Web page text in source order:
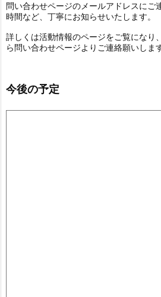
問い合わせページのメールアドレスにご
時間など、丁寧にお知らせいたします。
詳しくは活動情報のページをご覧になり
ら問い合わせページよりご連絡願いしま
今後の予定